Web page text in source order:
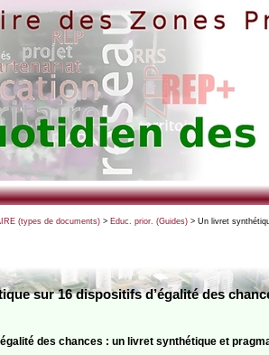
(types de documents)> Educ. prior. (Guides)> Un livret
sur 16 dispositifs d’égalité des
des chances : un livret synthétique et